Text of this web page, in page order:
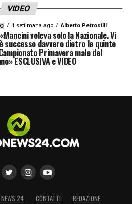
VIDEO
1 settimana ago Alberto Petrosilli
voleva solo la Nazionale. Vi
successo davvero dietro le quinte
Primavera male del
ESCLUSIVA e VIDEO
NEWS 24 CONTATTI
REDAZIONE